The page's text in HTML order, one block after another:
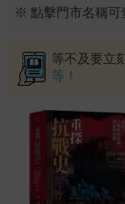
※ 點擊門市名稱可
等不及要立
等！